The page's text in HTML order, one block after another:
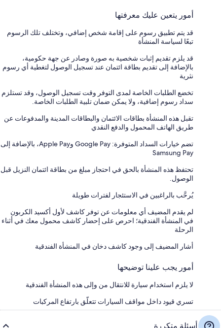
أمور يتعين عليك معرفتها
قد يتم تطبيق رسوم على إقامة شخص إضافي، وتختلف تلك الرسوم
تبعًا لسياسة المنشأة
قد يلزم تقديم إثبات شخصية به صورة وصادر عن جهة حكومية،
بالإضافة إلى تقديم بطاقة ائتمان عند تسجيل الوصول لتغطية أي رسوم
نثرية
تخضع الطلبات الخاصة لمدى التوفر وقت تسجيل الوصول، وقد تستلزم
سداد رسوم إضافية، ولا يمكن ضمان تلبية الطلبات الخاصة.
تقبل هذه المنشأة بطاقات الائتمان والبطاقات المدينة والمدفوعات عن
طريق الهاتف المحمول والدفع النقدي
تضم خيارات السداد المتوفرة: Google Pay وApple Pay، بالإضافة إلى
Samsung Pay
تحتفظ هذه المنشأة بالحق في احتجاز مبلغ من بطاقة ائتمان النزيل قبل
الوصول.
يُرحَّب بالراغبين في الاستئجار لفترات طويلة
لم يقدم المضيف أي معلومات عن توفر كاشف لأول أكسيد الكربون
في المنشأة الفندقية؛ احرص على إحضار كاشف محمول معك في أثناء
الرحلة
أشار المضيف إلى وجود كاشف دخان في المنشأة الفندقية
أمور يجب علينا توضيحها
لا يلزم استخدام سيارة للانتقال من وإلى هذه المنشأة الفندقية
تسري قيود داخل مواقف السيارات تتعلّق بارتفاع المركبات
أسئلة متكررة